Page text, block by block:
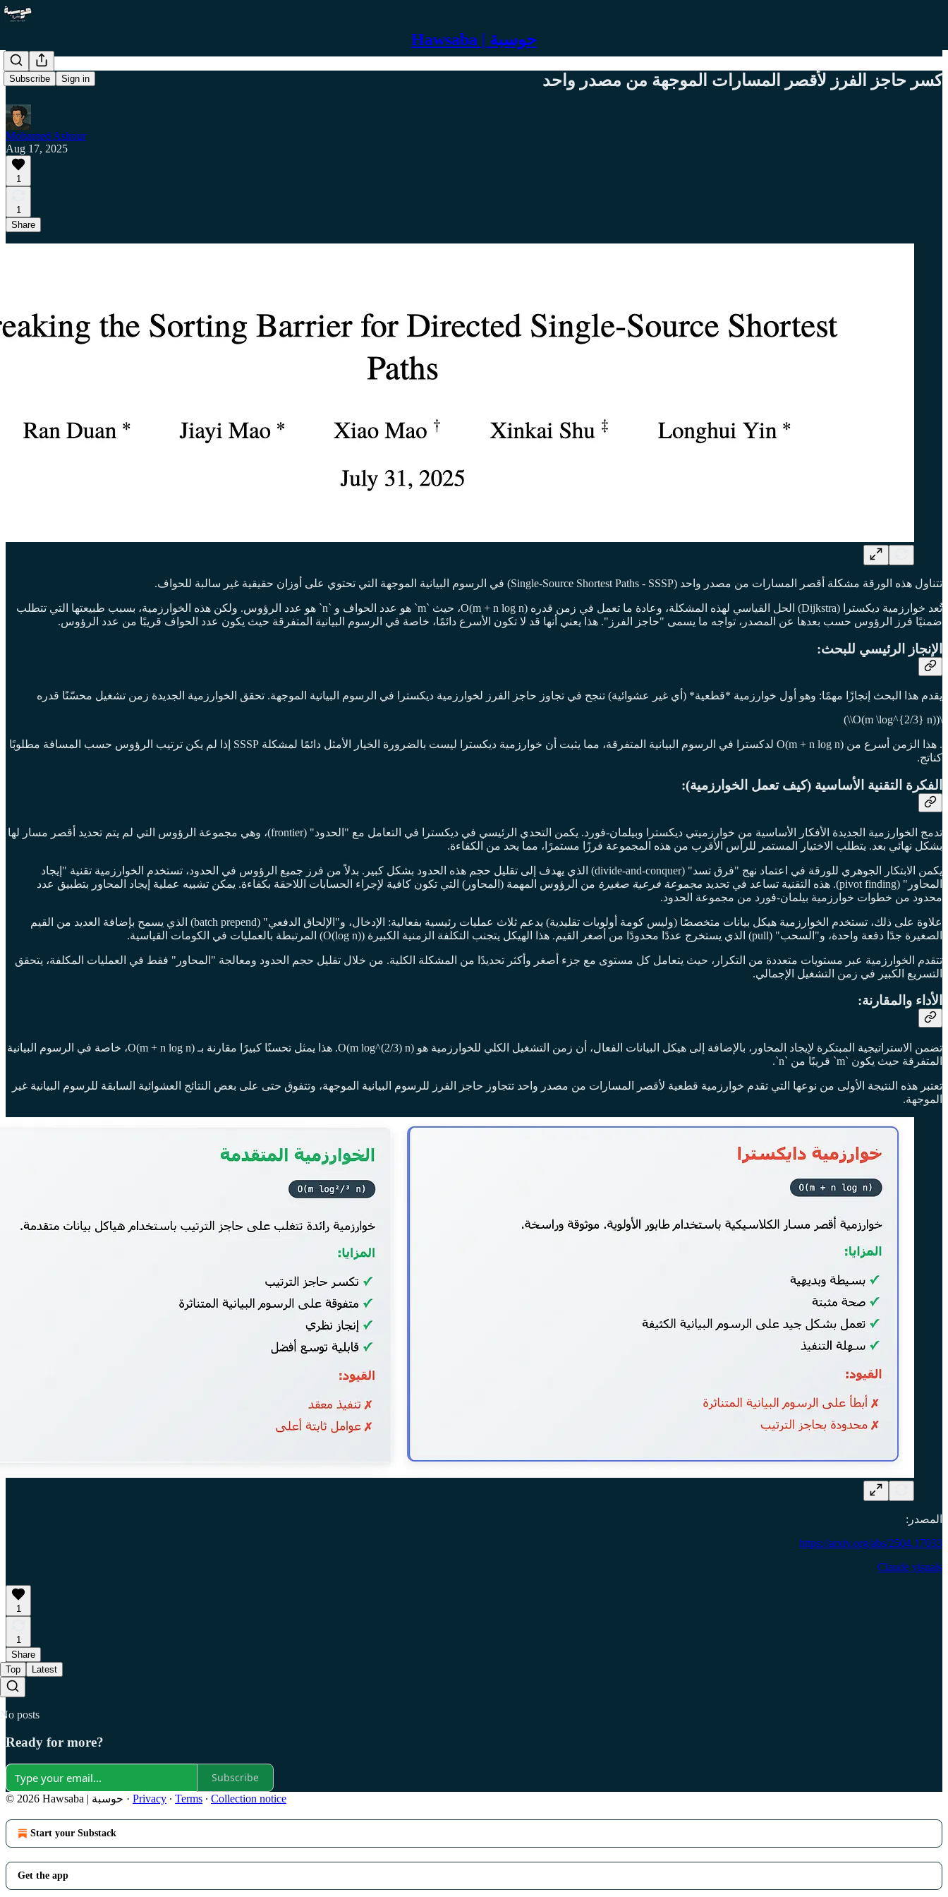
Hawsaba | حوسبة
Subscribe Sign in كسر حاجز الفرز لأقصر المسارات الموجهة من مصدر واحد
Mohamed Ashour
Aug 17, 2025
1
1
Share
تتناول هذه الورقة مشكلة أقصر المسارات من مصدر واحد (Single-Source Shortest Paths - SSSP) في الرسوم البيانية الموجهة التي تحتوي على أوزان حقيقية غير سالبة للحواف.
تُعد خوارزمية ديكسترا (Dijkstra) الحل القياسي لهذه المشكلة، وعادة ما تعمل في زمن قدره O(m + n log n)، حيث `m` هو عدد الحواف و `n` هو عدد الرؤوس. ولكن هذه الخوارزمية، بسبب طبيعتها التي تتطلب
ضمنيًا فرز الرؤوس حسب بعدها عن المصدر، تواجه ما يسمى "حاجز الفرز". هذا يعني أنها قد لا تكون الأسرع دائمًا، خاصة في الرسوم البيانية المتفرقة حيث يكون عدد الحواف قريبًا من عدد الرؤوس.
الإنجاز الرئيسي للبحث:
يقدم هذا البحث إنجازًا مهمًا: وهو أول خوارزمية *قطعية* (أي غير عشوائية) تنجح في تجاوز حاجز الفرز لخوارزمية ديكسترا في الرسوم البيانية الموجهة. تحقق الخوارزمية الجديدة زمن تشغيل محسّنًا قدره
\(O(m \log^{2/3} n)\\)
. هذا الزمن أسرع من O(m + n log n) لدكسترا في الرسوم البيانية المتفرقة، مما يثبت أن خوارزمية ديكسترا ليست بالضرورة الخيار الأمثل دائمًا لمشكلة SSSP إذا لم يكن ترتيب الرؤوس حسب المسافة مطلوبًا
كناتج.
الفكرة التقنية الأساسية (كيف تعمل الخوارزمية):
تدمج الخوارزمية الجديدة الأفكار الأساسية من خوارزميتي ديكسترا وبيلمان-فورد. يكمن التحدي الرئيسي في ديكسترا في التعامل مع "الحدود" (frontier)، وهي مجموعة الرؤوس التي لم يتم تحديد أقصر مسار لها
بشكل نهائي بعد. يتطلب الاختيار المستمر للرأس الأقرب من هذه المجموعة فرزًا مستمرًا، مما يحد من الكفاءة.
يكمن الابتكار الجوهري للورقة في اعتماد نهج "فرق تسد" (divide-and-conquer) الذي يهدف إلى تقليل حجم هذه الحدود بشكل كبير. بدلاً من فرز جميع الرؤوس في الحدود، تستخدم الخوارزمية تقنية "إيجاد
المحاور" (pivot finding). هذه التقنية تساعد في تحديد
مجموعة فرعية صغيرة من الرؤوس المهمة (المحاور) التي تكون كافية لإجراء الحسابات اللاحقة بكفاءة. يمكن تشبيه عملية إيجاد المحاور بتطبيق عدد
محدود من خطوات خوارزمية بيلمان-فورد من مجموعة الحدود.
علاوة على ذلك، تستخدم الخوارزمية هيكل بيانات متخصصًا (وليس كومة أولويات تقليدية) يدعم ثلاث عمليات رئيسية بفعالية: الإدخال، و"الإلحاق الدفعي" (batch prepend) الذي يسمح بإضافة العديد من القيم
الصغيرة جدًا دفعة واحدة، و"السحب" (pull) الذي يستخرج عددًا محدودًا من أصغر القيم. هذا الهيكل يتجنب التكلفة الزمنية الكبيرة (O(log n)) المرتبطة بالعمليات في الكومات القياسية.
تتقدم الخوارزمية عبر مستويات متعددة من التكرار، حيث يتعامل كل مستوى مع جزء أصغر وأكثر تحديدًا من المشكلة الكلية. من خلال تقليل حجم الحدود ومعالجة "المحاور" فقط في العمليات المكلفة، يتحقق
التسريع الكبير في زمن التشغيل الإجمالي.
الأداء والمقارنة:
تضمن الاستراتيجية المبتكرة لإيجاد المحاور، بالإضافة إلى هيكل البيانات الفعال، أن زمن التشغيل الكلي للخوارزمية هو O(m log^(2/3) n). هذا يمثل تحسنًا كبيرًا مقارنة بـ O(m + n log n)، خاصة في الرسوم البيانية
المتفرقة حيث يكون `m` قريبًا من `n`.
تعتبر هذه النتيجة الأولى من نوعها التي تقدم خوارزمية قطعية لأقصر المسارات من مصدر واحد تتجاوز حاجز الفرز للرسوم البيانية الموجهة، وتتفوق حتى على بعض النتائج العشوائية السابقة للرسوم البيانية غير
الموجهة.
المصدر:
https://arxiv.org/abs/2504.17033
Claude visuals
1
1
Share
Top
Latest
No posts
Ready for more?
Subscribe
© 2026 Hawsaba | حوسبة · Privacy ∙ Terms ∙ Collection notice
Start your Substack
Get the app